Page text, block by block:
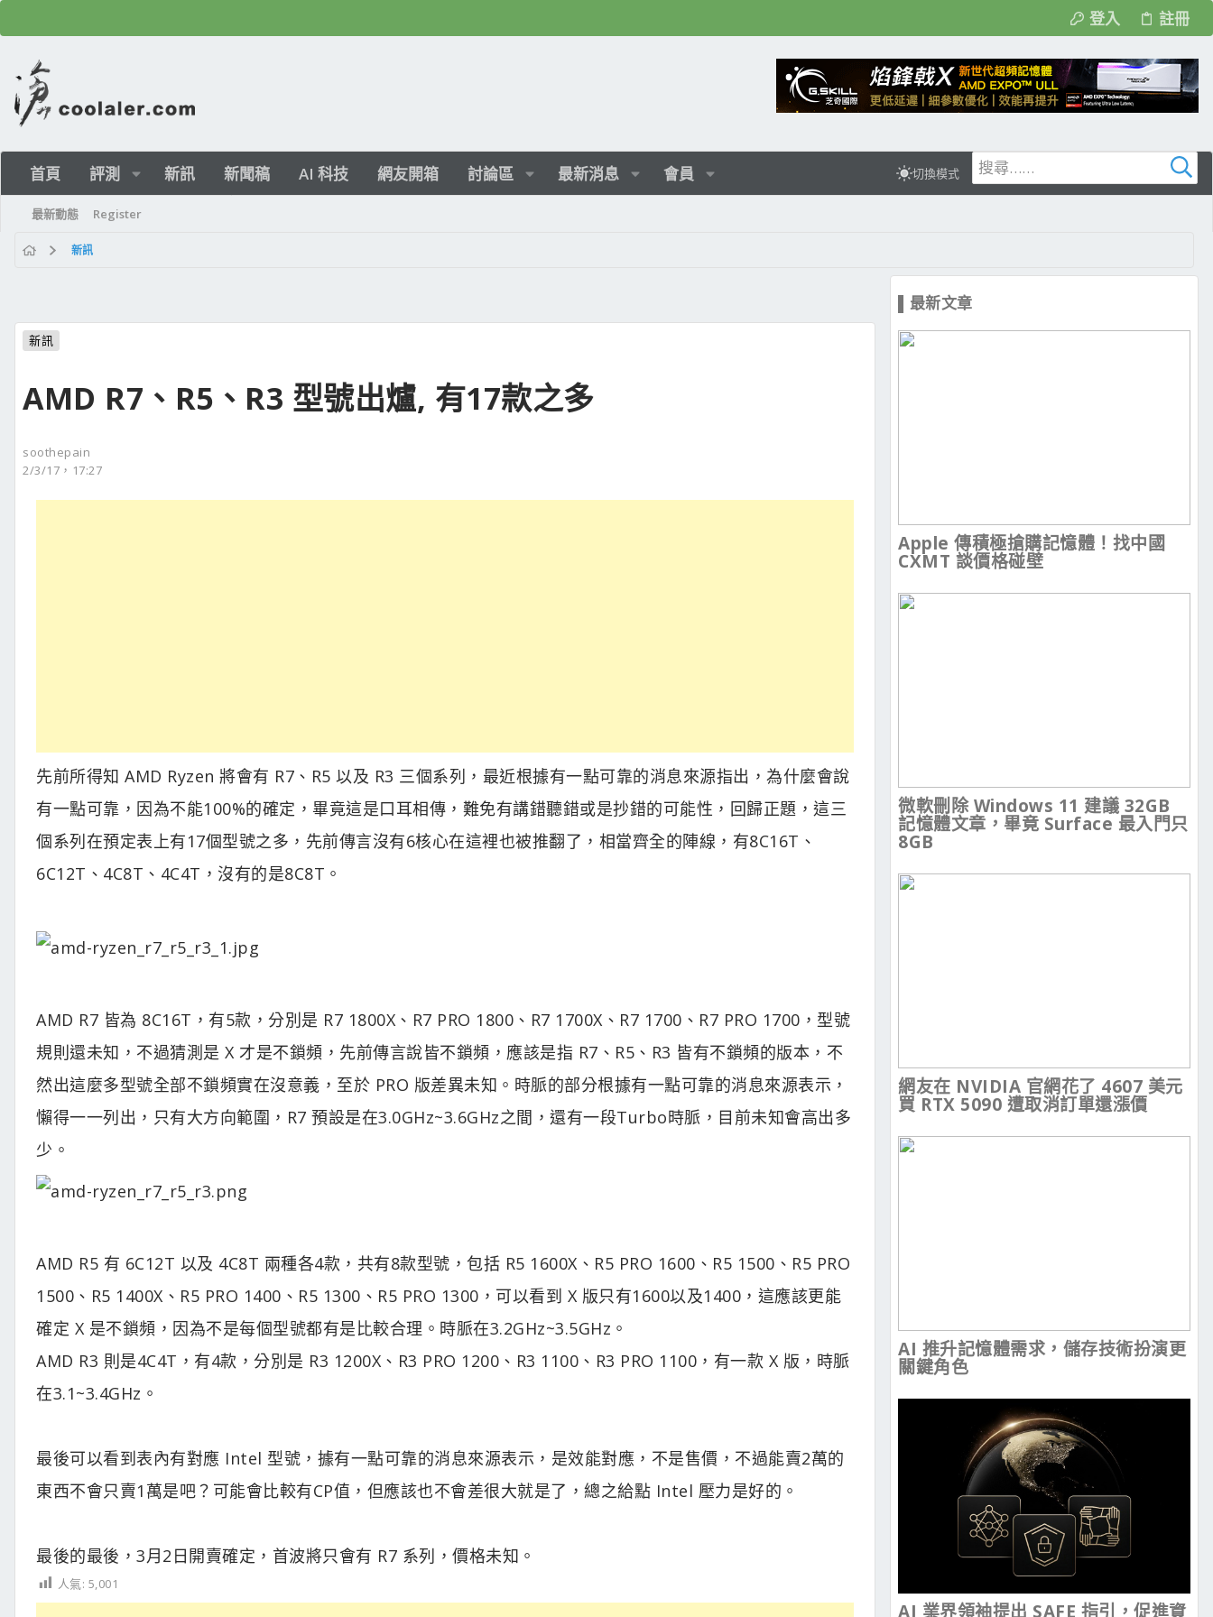
登入 註冊
首頁 評測 新訊 新聞稿 AI 科技 網友開箱 討論區 最新消息 會員 切換模式
最新動態 Register
新訊
新訊
AMD R7、R5、R3 型號出爐, 有17款之多
soothepain
2/3/17，17:27
先前所得知 AMD Ryzen 將會有 R7、R5 以及 R3 三個系列，最近根據有一點可靠的消息來源指出，為什麼會說
有一點可靠，因為不能100%的確定，畢竟這是口耳相傳，難免有講錯聽錯或是抄錯的可能性，回歸正題，這三
個系列在預定表上有17個型號之多，先前傳言沒有6核心在這裡也被推翻了，相當齊全的陣線，有8C16T、
6C12T、4C8T、4C4T，沒有的是8C8T。
AMD R7 皆為 8C16T，有5款，分別是 R7 1800X、R7 PRO 1800、R7 1700X、R7 1700、R7 PRO 1700，型號
規則還未知，不過猜測是 X 才是不鎖頻，先前傳言說皆不鎖頻，應該是指 R7、R5、R3 皆有不鎖頻的版本，不
然出這麼多型號全部不鎖頻實在沒意義，至於 PRO 版差異未知。時脈的部分根據有一點可靠的消息來源表示，
懶得一一列出，只有大方向範圍，R7 預設是在3.0GHz~3.6GHz之間，還有一段Turbo時脈，目前未知會高出多
少。
AMD R5 有 6C12T 以及 4C8T 兩種各4款，共有8款型號，包括 R5 1600X、R5 PRO 1600、R5 1500、R5 PRO
1500、R5 1400X、R5 PRO 1400、R5 1300、R5 PRO 1300，可以看到 X 版只有1600以及1400，這應該更能
確定 X 是不鎖頻，因為不是每個型號都有是比較合理。時脈在3.2GHz~3.5GHz。
AMD R3 則是4C4T，有4款，分別是 R3 1200X、R3 PRO 1200、R3 1100、R3 PRO 1100，有一款 X 版，時脈
在3.1~3.4GHz。
最後可以看到表內有對應 Intel 型號，據有一點可靠的消息來源表示，是效能對應，不是售價，不過能賣2萬的
東西不會只賣1萬是吧？可能會比較有CP值，但應該也不會差很大就是了，總之給點 Intel 壓力是好的。
最後的最後，3月2日開賣確定，首波將只會有 R7 系列，價格未知。
人氣: 5,001
▌最新文章
Apple 傳積極搶購記憶體！找中國
CXMT 談價格碰壁
微軟刪除 Windows 11 建議 32GB
記憶體文章，畢竟 Surface 最入門只
8GB
網友在 NVIDIA 官網花了 4607 美元
買 RTX 5090 遭取消訂單還漲價
AI 推升記憶體需求，儲存技術扮演更
關鍵角色
AI 業界領袖提出 SAFE 指引，促進資